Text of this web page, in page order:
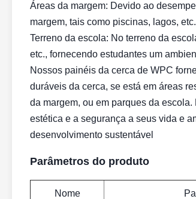
Áreas da margem: Devido ao
margem, tais como piscinas, lagos, etc.
Terreno da escola: No terreno da
etc., fornecendo estudantes um
Nossos painéis da cerca de WPC
duráveis da cerca, se está em áreas
da margem, ou em parques da
estética e a segurança a seus vida e
desenvolvimento sustentável
Parâmetros do produto
Nome